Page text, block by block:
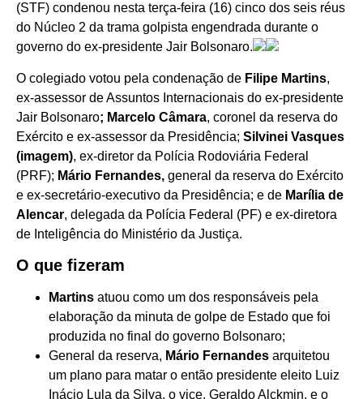
(STF) condenou nesta terça-feira (16) cinco dos seis réus
do Núcleo 2 da trama golpista engendrada durante o
governo do ex-presidente Jair Bolsonaro.
O colegiado votou pela condenação de Filipe Martins,
ex-assessor de Assuntos Internacionais do ex-presidente
Jair Bolsonaro; Marcelo Câmara, coronel da reserva do
Exército e ex-assessor da Presidência; Silvinei Vasques
(imagem), ex-diretor da Polícia Rodoviária Federal
(PRF); Mário Fernandes, general da reserva do Exército
e ex-secretário-executivo da Presidência; e de Marília de
Alencar, delegada da Polícia Federal (PF) e ex-diretora
de Inteligência do Ministério da Justiça.
O que fizeram
Martins atuou como um dos responsáveis pela
elaboração da minuta de golpe de Estado que foi
produzida no final do governo Bolsonaro;
General da reserva, Mário Fernandes arquitetou
um plano para matar o então presidente eleito Luiz
Inácio Lula da Silva, o vice, Geraldo Alckmin, e o